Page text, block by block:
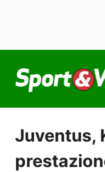
contenuto
Juventus,